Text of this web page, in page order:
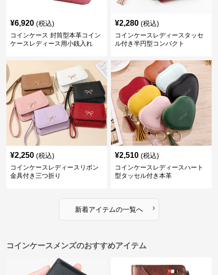
¥6,920 (税込)
コインケース 封筒型本革コイン
ケースレディース用小銭入れ
¥2,280 (税込)
コインケースレディースタッセ
ル付き半円型コンパクト
¥2,250 (税込)
コインケースレディースリボン
金具付き三つ折り
¥2,510 (税込)
コインケースレディースハート
型タッセル付き本革
新着アイテムの一覧へ ›
コインケースメンズのおすすめアイテム